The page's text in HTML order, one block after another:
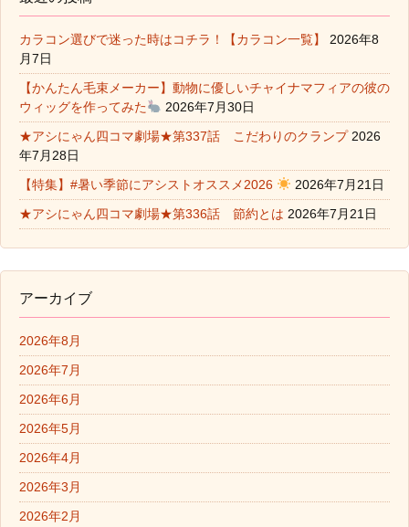
カラコン選びで迷った時はコチラ！【カラコン一覧】
2026年8
月7日
【かんたん毛束メーカー】動物に優しいチャイナマフィアの彼の
ウィッグを作ってみた
2026年7月30日
★アシにゃん四コマ劇場★第337話 こだわりのクランプ 2026
年7月28日
【特集】#暑い季節にアシストオススメ2026
2026年7月21日
★アシにゃん四コマ劇場★第336話 節約とは 2026年7月21日
アーカイブ
2026年8月
2026年7月
2026年6月
2026年5月
2026年4月
2026年3月
2026年2月